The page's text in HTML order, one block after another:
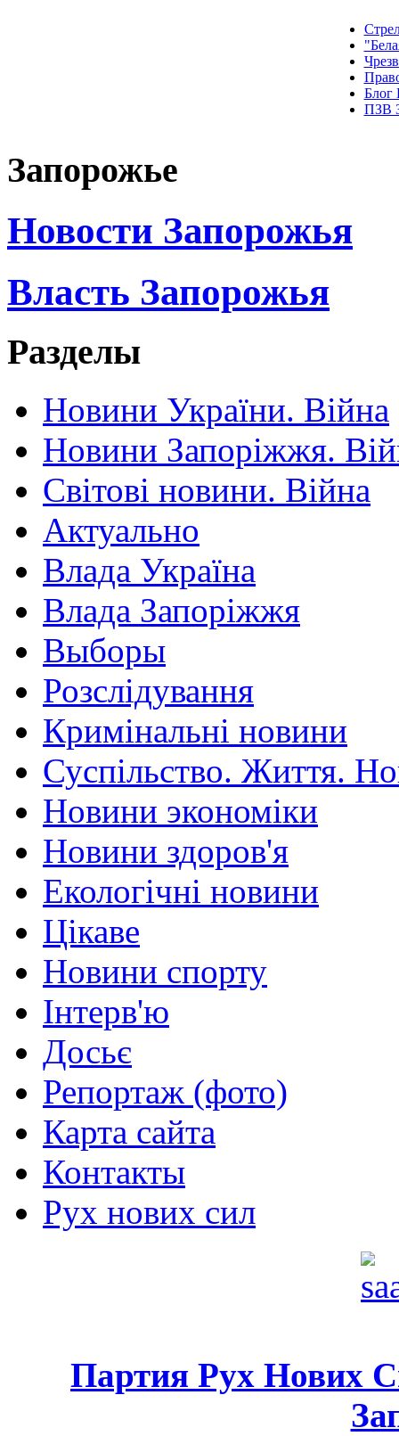
Блог
ПЗВ
Запорожье
Новости Запорожья
Власть Запорожья
Разделы
Новини України. Війна
Новини Запоріжжя.
Світові новини. Війна
Актуально
Влада Україна
Влада Запоріжжя
Выборы
Розслідування
Кримінальні новини
Суспільство. Життя.
Новини экономіки
Новини здоров'я
Екологічні новини
Цікаве
Новини спорту
Інтерв'ю
Досьє
Репортаж (фото)
Карта сайта
Контакты
Рух нових сил
Партия Рух Нових